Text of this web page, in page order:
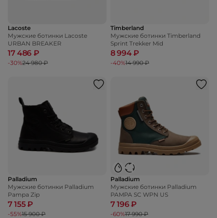
Lacoste
Мужские ботинки Lacoste
URBAN BREAKER
17 486 ₽
-30%24 980 ₽
Timberland
Мужские ботинки Timberland
Sprint Trekker Mid
8 994 ₽
-40%14 990 ₽
Palladium
Мужские ботинки Palladium
Pampa Zip
7 155 ₽
-55%15 900 ₽
Palladium
Мужские ботинки Palladium
PAMPA SC WPN US
7 196 ₽
-60%17 990 ₽